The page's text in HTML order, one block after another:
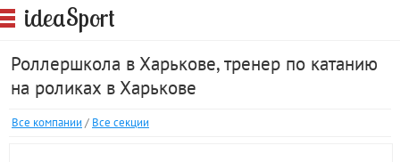
ideaSport
Роллершкола в Харькове, тренер по катанию
на роликах в Харькове
Все компании / Все секции